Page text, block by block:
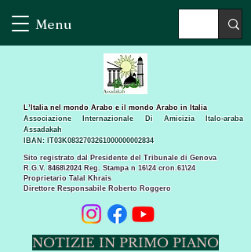
Menu
Sito registrato dal Presidente del Tribunale di Genova
R.G.V. 8468\2024 Reg. Stampa n 16\24 cron.61\24 ​
Proprietario Talal Khrais
Direttore Responsabile Roberto Roggero
L’Italia nel mondo Arabo e il mondo Arabo in Italia
Associazione Internazionale Di Amicizia Italo-araba
Assadakah
IBAN: IT03K0832703261000000002834
NOTIZIE IN PRIMO PIANO